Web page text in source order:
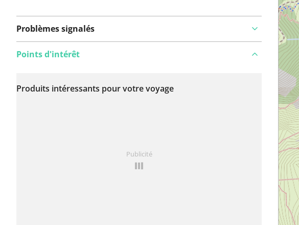
Problèmes signalés
encore été signalé sur
Points d'intérêt
Produits intéressants pour votre voyage
Publicité